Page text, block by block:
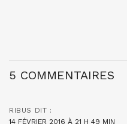
5 COMMENTAIRES
RIBUS DIT :
14 FÉVRIER 2016 À 21 H 49 MIN